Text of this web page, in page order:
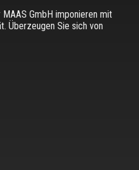
GmbH imponieren mit
Überzeugen Sie sich von